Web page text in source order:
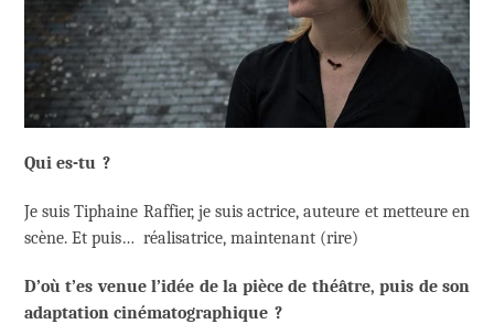
Qui es-tu ?
Je suis Tiphaine Raffier, je suis actrice, auteure et metteure en
scène. Et puis… réalisatrice, maintenant (rire)
D’où t’es venue l’idée de la pièce de théâtre, puis de son
adaptation cinématographique ?